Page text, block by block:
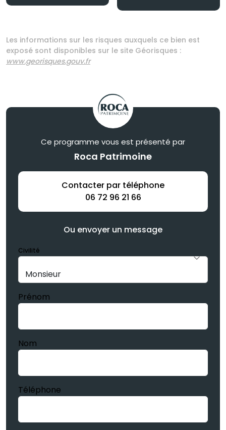
Les informations sur les risques auxquels ce bien est
exposé sont disponibles sur le site Géorisques :
www.georisques.gouv.fr
Ce programme vous est présenté par
Roca Patrimoine
Contacter par téléphone
06 72 96 21 66
Ou envoyer un message
Civilité
Prénom
Nom
Téléphone